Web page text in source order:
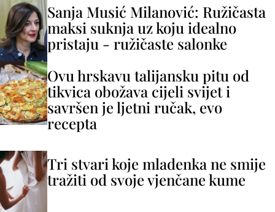
Sanja Musić Milanović: Ružičasta
maksi suknja uz koju idealno
pristaju - ružičaste salonke
Ovu hrskavu talijansku pitu od
tikvica obožava cijeli svijet i
savršen je ljetni ručak, evo
recepta
Tri stvari koje mladenka ne smije
tražiti od svoje vjenčane kume